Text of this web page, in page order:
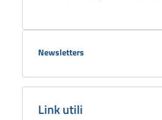
Newsletters
Link utili